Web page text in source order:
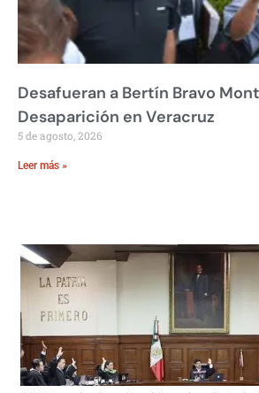
Desafueran a Bertín Bravo
Desaparición en Veracruz
5 de agosto, 2026
Leer más »